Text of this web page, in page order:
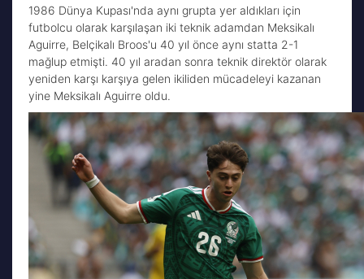
1986 Dünya Kupası'nda aynı grupta yer aldıkları için
futbolcu olarak karşılaşan iki teknik adamdan Meksikalı
Aguirre, Belçikalı Broos'u 40 yıl önce aynı statta 2-1
mağlup etmişti. 40 yıl aradan sonra teknik direktör olarak
yeniden karşı karşıya gelen ikiliden mücadeleyi kazanan
yine Meksikalı Aguirre oldu.